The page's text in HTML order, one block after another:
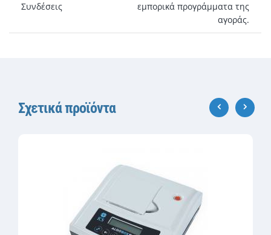
Συνδέσεις
εμπορικά προγράμματα της
αγοράς.
Σχετικά προϊόντα